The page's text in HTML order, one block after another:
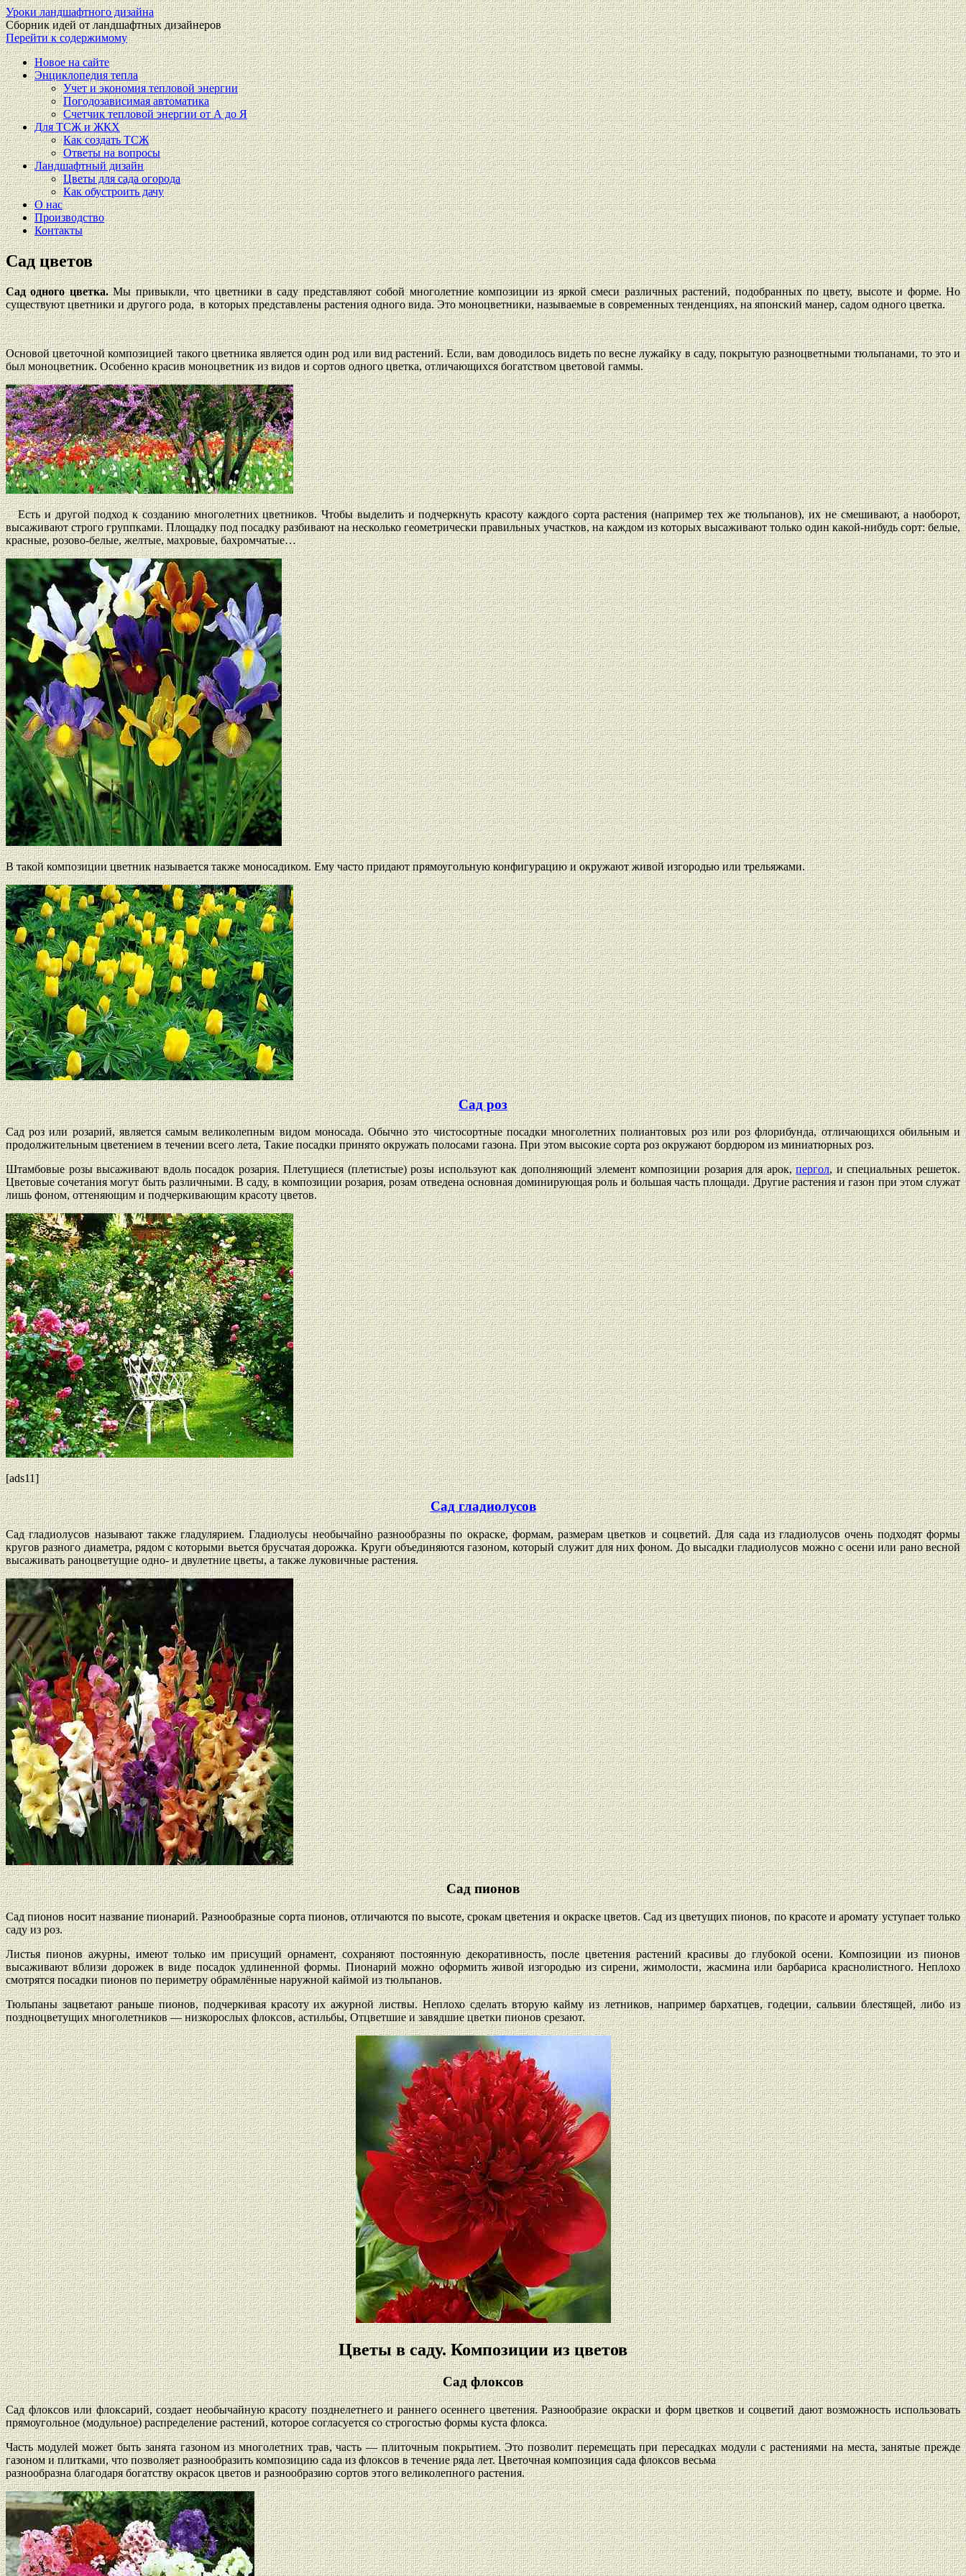
Уроки ландшафтного дизайна
Сборник идей от ландшафтных дизайнеров
Перейти к содержимому
Новое на сайте
Энциклопедия тепла
Учет и экономия тепловой энергии
Погодозависимая автоматика
Счетчик тепловой энергии от А до Я
Для ТСЖ и ЖКХ
Как создать ТСЖ
Ответы на вопросы
Ландшафтный дизайн
Цветы для сада огорода
Как обустроить дачу
О нас
Производство
Контакты
Сад цветов
Сад одного цветка.Мы привыкли, что цветники в саду представляют собой многолетние композиции из яркой смеси различных растений, подобранных по цвету, высоте и форме. Но
существуют цветники и другого рода, в которых представлены растения одного вида. Это моноцветники, называемые в современных тенденциях, на японский манер, садом одного цветка.
Основой цветочной композицией такого цветника является один род или вид растений. Если, вам доводилось видеть по весне лужайку в саду, покрытую разноцветными тюльпанами, то это и
был моноцветник. Особенно красив моноцветник из видов и сортов одного цветка, отличающихся богатством цветовой гаммы.
Есть и другой подход к созданию многолетних цветников. Чтобы выделить и подчеркнуть красоту каждого сорта растения (например тех же тюльпанов), их не смешивают, а наоборот,
высаживают строго группками. Площадку под посадку разбивают на несколько геометрически правильных участков, на каждом из которых высаживают только один какой-нибудь сорт: белые,
красные, розово-белые, желтые, махровые, бахромчатые…
В такой композиции цветник называется также моносадиком. Ему часто придают прямоугольную конфигурацию и окружают живой изгородью или трельяжами.
Сад роз
Сад роз или розарий, является самым великолепным видом моносада. Обычно это чистосортные посадки многолетних полиантовых роз или роз флорибунда, отличающихся обильным и
продолжительным цветением в течении всего лета, Такие посадки принято окружать полосами газона. При этом высокие сорта роз окружают бордюром из миниатюрных роз.
Штамбовые розы высаживают вдоль посадок розария. Плетущиеся (плетистые) розы используют как дополняющий элемент композиции розария для арок,пергол, и специальных решеток.
Цветовые сочетания могут быть различными. В саду, в композиции розария, розам отведена основная доминирующая роль и большая часть площади. Другие растения и газон при этом служат
лишь фоном, оттеняющим и подчеркивающим красоту цветов.
[ads11]
Сад гладиолусов
Сад гладиолусов называют также гладулярием. Гладиолусы необычайно разнообразны по окраске, формам, размерам цветков и соцветий. Для сада из гладиолусов очень подходят формы
кругов разного диаметра, рядом с которыми вьется брусчатая дорожка. Круги объединяются газоном, который служит для них фоном. До высадки гладиолусов можно с осени или рано весной
высаживать раноцветущие одно- и двулетние цветы, а также луковичные растения.
Сад пионов
Сад пионов носит название пионарий. Разнообразные сорта пионов, отличаются по высоте, срокам цветения и окраске цветов. Сад из цветущих пионов, по красоте и аромату уступает только
саду из роз.
Листья пионов ажурны, имеют только им присущий орнамент, сохраняют постоянную декоративность, после цветения растений красивы до глубокой осени. Композиции из пионов
высаживают вблизи дорожек в виде посадок удлиненной формы. Пионарий можно оформить живой изгородью из сирени, жимолости, жасмина или барбариса краснолистного. Неплохо
смотрятся посадки пионов по периметру обрамлённые наружной каймой из тюльпанов.
Тюльпаны зацветают раньше пионов, подчеркивая красоту их ажурной листвы. Неплохо сделать вторую кайму из летников, например бархатцев, годеции, сальвии блестящей, либо из
поздноцветущих многолетников — низкорослых флоксов, астильбы, Отцветшие и завядшие цветки пионов срезают.
Цветы в саду. Композиции из цветов
Сад флоксов
Сад флоксов или флоксарий, создает необычайную красоту позднелетнего и раннего осеннего цветения. Разнообразие окраски и форм цветков и соцветий дают возможность использовать
прямоугольное (модульное) распределение растений, которое согласуется со строгостью формы куста флокса.
Часть модулей может быть занята газоном из многолетних трав, часть — плиточным покрытием. Это позволит перемещать при пересадках модули с растениями на места, занятые прежде
газоном и плитками, что позволяет разнообразить композицию сада из флоксов в течение ряда лет. Цветочная композиция сада флоксов весьма
разнообразна благодаря богатству окрасок цветов и разнообразию сортов этого великолепного растения.